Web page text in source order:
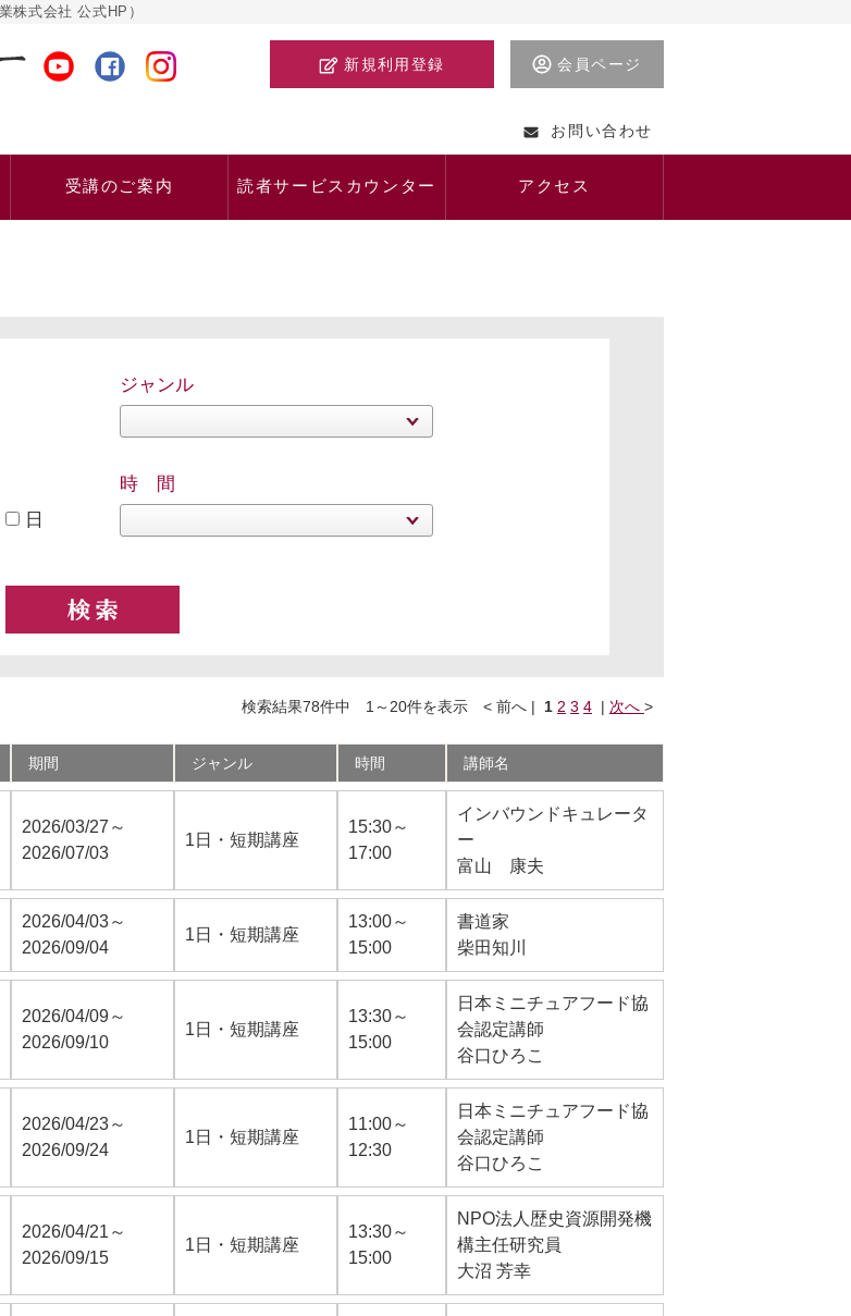
株式会社 公式HP）
会員ページ
新規利用登録
お問い合わせ
受講のご案内 読者サービスカウンター アクセス
ジャンル
日
時 間
検索結果78件中 1～20件を表示 < 前へ | 1 2 3 4 | 次へ >
期間 ジャンル 時間 講師名
2026/03/27～
2026/07/03
1日・短期講座
15:30～
17:00
インバウンドキュレータ
ー
富山 康夫
2026/04/03～
2026/09/04
1日・短期講座
13:00～
15:00
書道家
柴田知川
2026/04/09～
2026/09/10
1日・短期講座
13:30～
15:00
日本ミニチュアフード協
会認定講師
谷口ひろこ
2026/04/23～
2026/09/24
1日・短期講座
11:00～
12:30
日本ミニチュアフード協
会認定講師
谷口ひろこ
2026/04/21～
2026/09/15
1日・短期講座
13:30～
15:00
NPO法人歴史資源開発機
構主任研究員
大沼 芳幸